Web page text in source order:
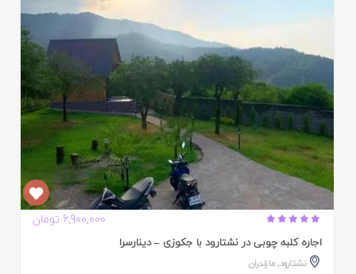
6,900,000 تومان
اجاره کلبه چوبی در نشتارود با جکوزی – دینارسرا
نشتارود,مازندران